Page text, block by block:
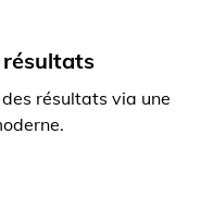
résultats
résultats via une